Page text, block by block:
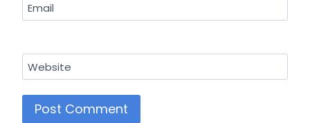
Email
Website